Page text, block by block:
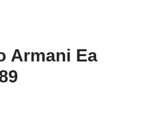
Armani Ea